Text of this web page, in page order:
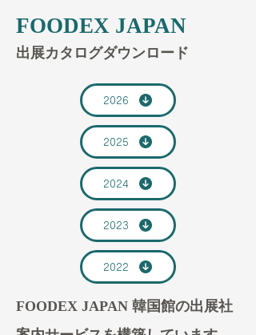
FOODEX JAPAN
​出展カタログダウンロード
2026
2025
2024
2023
2022
FOODEX JAPAN 韓国館の出展社